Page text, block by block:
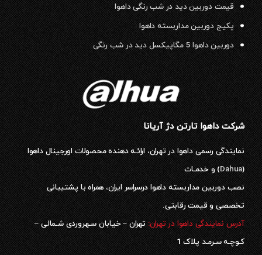
قیمت دوربین دید در شب رنگی داهوا
پکیج دوربین مداربسته داهوا
دوربین داهوا 5 مگاپیکسل دید در شب رنگی
شرکت داهوا تارتن دژ آریانا
نمایندگی رسمی داهوا در تهران، ارائـه دهنده محصولات اورجینال داهوا
(
Dahua) و خدمـات
نصب دوربین مداربسته داهوا درسراسر ایران، همراه با پشتیبانی
تخصصی و قیمت رقابتی.
آدرس نمایندگی داهوا در تهران:تهران – خیابان سـهروردی شـمالی –
کـوچـه سـرمـد پلاک 1